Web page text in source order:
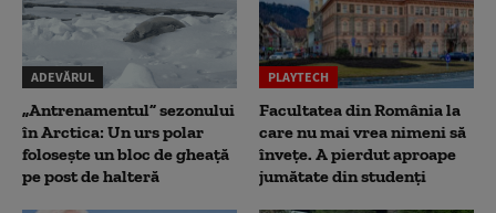
ADEVĂRUL
„Antrenamentul” sezonului
în Arctica: Un urs polar
folosește un bloc de gheață
pe post de halteră
PLAYTECH
Facultatea din România la
care nu mai vrea nimeni să
înveţe. A pierdut aproape
jumătate din studenţi